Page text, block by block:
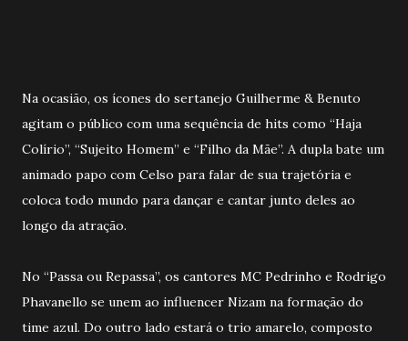
Na ocasião, os ícones do sertanejo Guilherme & Benuto
agitam o público com uma sequência de hits como “Haja
Colírio”, “Sujeito Homem” e “Filho da Mãe”. A dupla bate um
animado papo com Celso para falar de sua trajetória e
coloca todo mundo para dançar e cantar junto deles ao
longo da atração.
No “Passa ou Repassa”, os cantores MC Pedrinho e Rodrigo
Phavanello se unem ao influencer Nizam na formação do
time azul. Do outro lado estará o trio amarelo, composto